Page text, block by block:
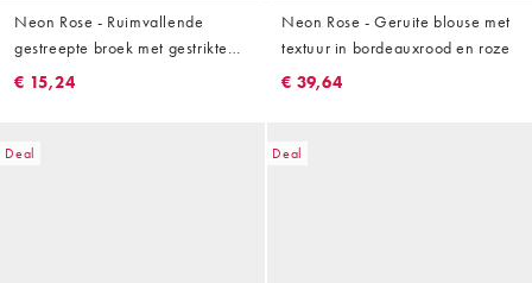
Neon Rose - Ruimvallende
gestreepte broek met gestrikte
zijkanten in multi, deel van co-
€ 15,24
Neon Rose - Geruite blouse met
textuur in bordeauxrood en roze
€ 39,64
Deal Deal